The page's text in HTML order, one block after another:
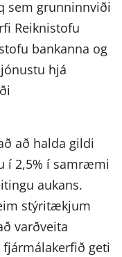
sem grunninnviði
Reiknistofu
bankanna og
hjá
að halda gildi
í 2,5% í samræmi
aukans.
stýritækjum
varðveita
geti